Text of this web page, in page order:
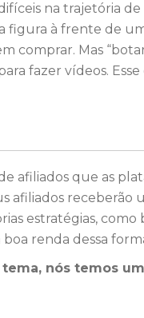
na trajetória
figura à frente de
comprar. Mas
fazer vídeos.
afiliados que as
afiliados receberão
estratégias,
renda dessa
nós temos